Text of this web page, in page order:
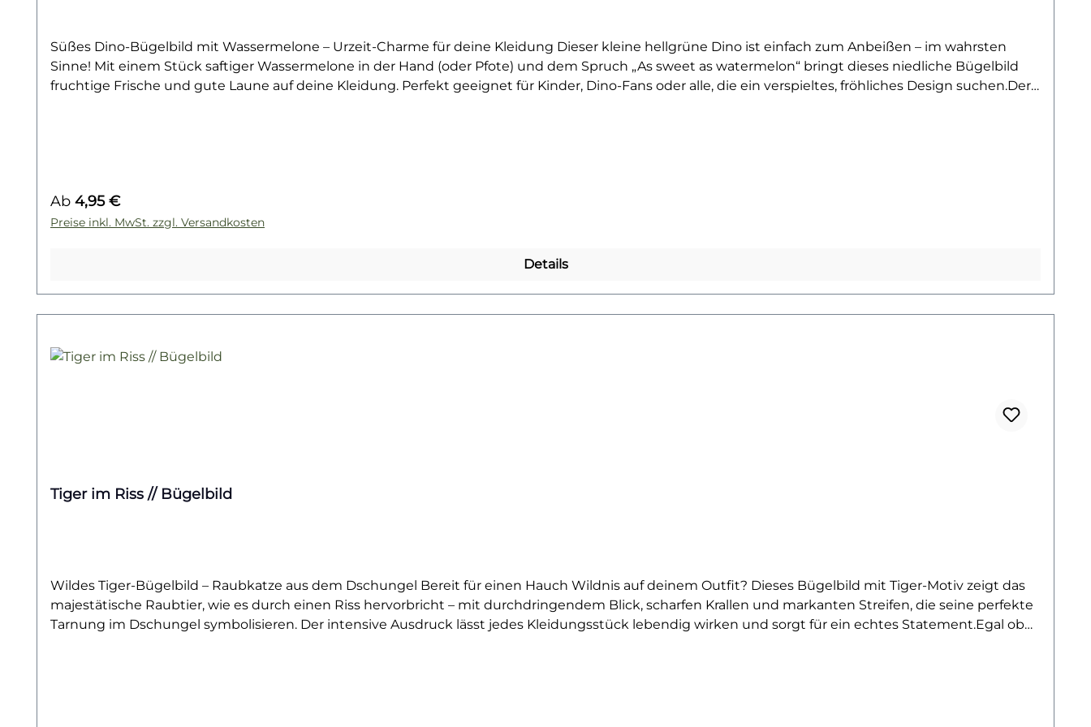
Süßes Dino-Bügelbild mit Wassermelone – Urzeit-Charme für deine Kleidung Dieser kleine hellgrüne Dino ist einfach zum Anbeißen – im wahrsten
Sinne! Mit einem Stück saftiger Wassermelone in der Hand (oder Pfote) und dem Spruch „As sweet as watermelon“ bringt dieses niedliche Bügelbild
fruchtige Frische und gute Laune auf deine Kleidung. Perfekt geeignet für Kinder, Dino-Fans oder alle, die ein verspieltes, fröhliches Design suchen.Der
finde dein nächstes Lieblingsmotiv!
Regulärer Preis:
Ab 4,95 €
Preise inkl. MwSt. zzgl. Versandkosten
Details
Tiger im Riss // Bügelbild
Wildes Tiger-Bügelbild – Raubkatze aus dem Dschungel Bereit für einen Hauch Wildnis auf deinem Outfit? Dieses Bügelbild mit Tiger-Motiv zeigt das
majestätische Raubtier, wie es durch einen Riss hervorbricht – mit durchdringendem Blick, scharfen Krallen und markanten Streifen, die seine perfekte
Tarnung im Dschungel symbolisieren. Der intensive Ausdruck lässt jedes Kleidungsstück lebendig wirken und sorgt für ein echtes Statement.Egal ob